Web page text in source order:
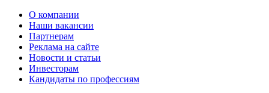
О компании
Наши вакансии
Партнерам
Реклама на сайте
Новости и статьи
Инвесторам
Кандидаты по профессиям